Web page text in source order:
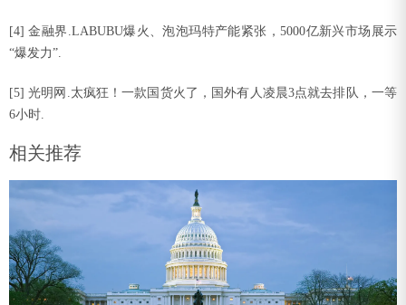
[4] 金融界.LABUBU爆火、泡泡玛特产能紧张，5000亿新兴市场展示
“爆发力”.
[5] 光明网.太疯狂！一款国货火了，国外有人凌晨3点就去排队，一等
6小时.
相关推荐